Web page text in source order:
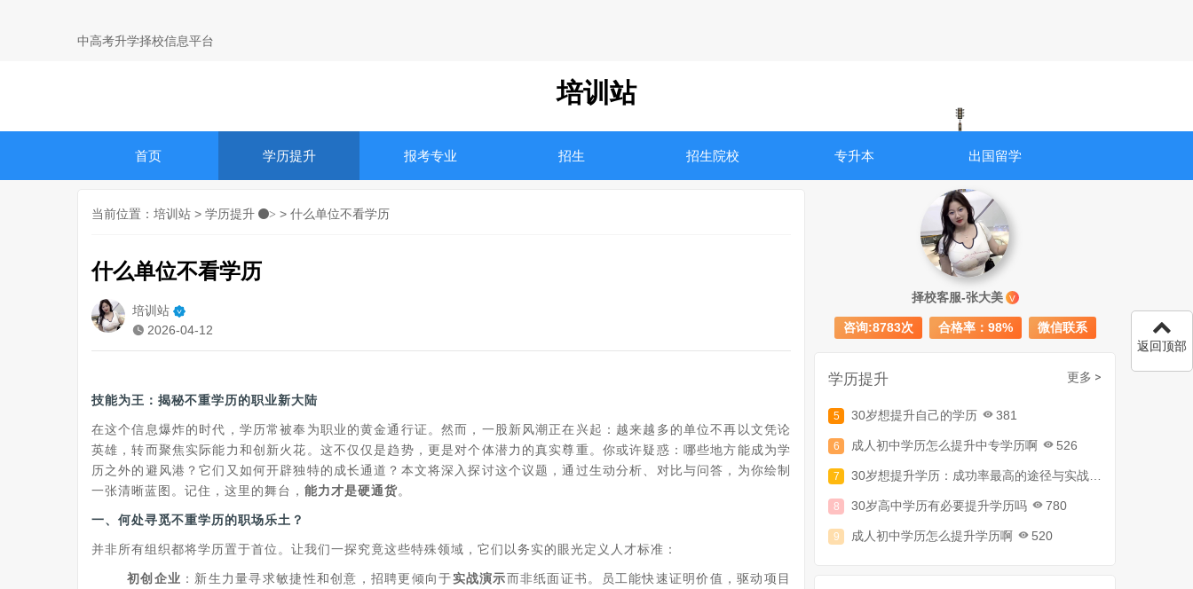
中高考升学择校信息平台
培训站
首页 学历提升 报考专业 招生 招生院校 专升本 出国留学
当前位置： 培训站 > 学历提升 > > 什么单位不看学历
什么单位不看学历
培训站
2026-04-12
技能为王：揭秘不重学历的职业新大陆
在这个信息爆炸的时代，学历常被奉为职业的黄金通行证。然而，一股新风潮正在兴起：越来越多的单位不再以文凭论
英雄，转而聚焦实际能力和创新火花。这不仅仅是趋势，更是对个体潜力的真实尊重。你或许疑惑：哪些地方能成为学
历之外的避风港？它们又如何开辟独特的成长通道？本文将深入探讨这个议题，通过生动分析、对比与问答，为你绘制
一张清晰蓝图。记住，这里的舞台， 能力才是硬通货。
一、何处寻觅不重学历的职场乐土？
并非所有组织都将学历置于首位。让我们一探究竟这些特殊领域，它们以务实的眼光定义人才标准：
初创企业 ：新生力量寻求敏捷性和创意，招聘更倾向于实战演示而非纸面证书。员工能快速证明价值，驱动项目
择校客服-张大美 V
咨询:8783次 合格率：98% 微信联系
学历提升 更多 >
成人初中文凭怎么提升学历
30岁怎么提升学历 218
成人大专学历提升报考流程详解：从报名条件到成功入学全指南
返回顶部